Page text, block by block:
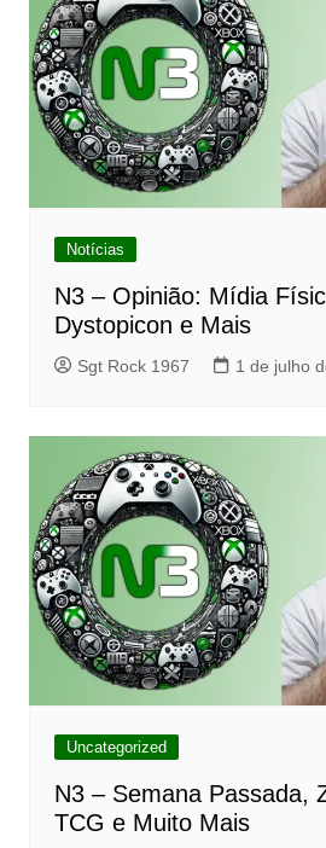
Notícias
N3 – Opinião: Mídia
Dystopicon e Mais
Sgt Rock 1967 1 de julho
Uncategorized
N3 – Semana Passada,
TCG e Muito Mais